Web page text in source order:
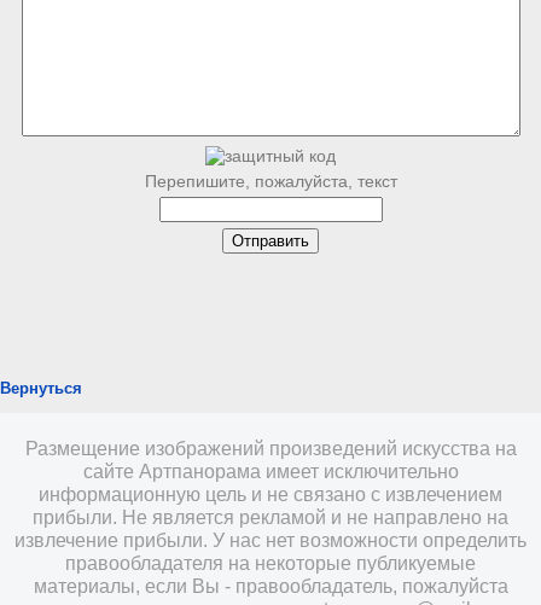
Перепишите, пожалуйста, текст
Вернуться
Размещение изображений произведений искусства на
сайте Артпанорама имеет исключительно
информационную цель и не связано с извлечением
прибыли. Не является рекламой и не направлено на
извлечение прибыли. У нас нет возможности определить
правообладателя на некоторые публикуемые
материалы, если Вы - правообладатель, пожалуйста